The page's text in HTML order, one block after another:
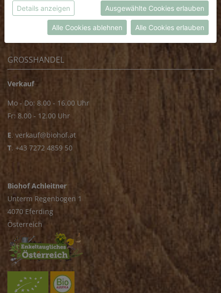
biokulinarium@biohof.at
+43 7272 4859 60
GROSSHANDEL
Verkauf
Mo - Do: 8.00 - 16.00 Uhr
Fr: 8.00 - 12.00 Uhr
E. verkauf@biohof.at
T. +43 7272 4859 50
Biohof Achleitner
Unterm Regenbogen 1
4070 Eferding
Österreich
Weitere Informationen findest du in unserer
Datenschutzerklärungbzw. imImpressum
Details anzeigen Ausgewählte Cookies erlauben
Alle Cookies ablehnen Alle Cookies erlauben